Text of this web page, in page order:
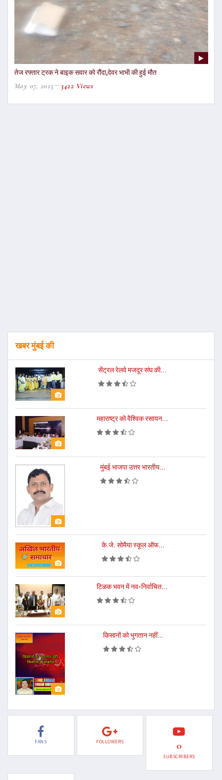
तेज रफ्तार ट्रक ने बाइक सवार को रौंदा,देवर भाभी की हुई मौत
May 07, 2025 3422 Views
खबर मुंबई की
सेंट्रल रेलवे मजदूर संघ की...
महाराष्ट्र को वैश्विक रसायन...
मुंबई भाजपा उत्तर भारतीय...
के.जे. सोमैया स्कूल ऑफ...
टिळक भवन में नव-निर्वाचित...
किसानों को भुगतान नहीं...
FANS FOLLOWERS 0
SUBSCRIBERS